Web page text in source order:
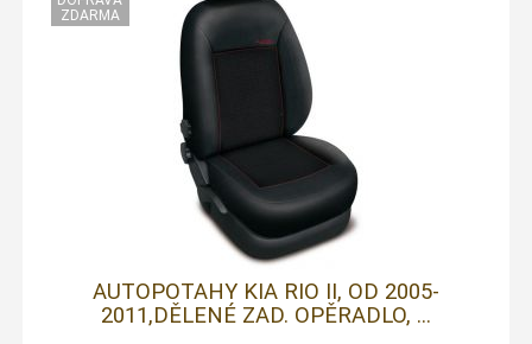
AUTOPOTAHY KIA RIO II, OD 2005-
2011,DĚLENÉ ZAD. OPĚRADLO, ...